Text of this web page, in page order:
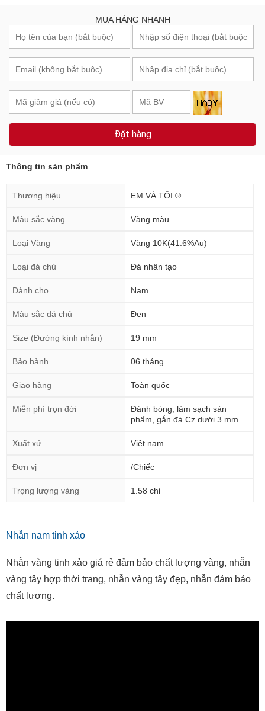
MUA HÀNG NHANH
Đặt hàng
Thông tin sản phẩm
Thương hiệu EM VÀ TÔI ®
Màu sắc vàng Vàng màu
Loại Vàng Vàng 10K(41.6%Au)
Loại đá chủ Đá nhân tạo
Dành cho Nam
Màu sắc đá chủ Đen
Size (Đường kính nhẫn) 19 mm
Bảo hành 06 tháng
Giao hàng Toàn quốc
Miễn phí trọn đời
Đánh bóng, làm sạch sản
phẩm, gắn đá Cz dưới 3 mm
Xuất xứ Việt nam
Đơn vị /Chiếc
Trọng lượng vàng 1.58 chỉ
Nhẫn nam tinh xảo
Nhẫn vàng tinh xảo giá rẻ đảm bảo chất lượng vàng, nhẫn
vàng tây hợp thời trang, nhẫn vàng tây đẹp, nhẫn đảm bảo
chất lượng.